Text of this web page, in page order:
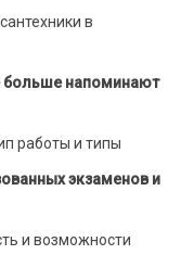
в
больше напоминают
работы и типы
экзаменов и
и возможности